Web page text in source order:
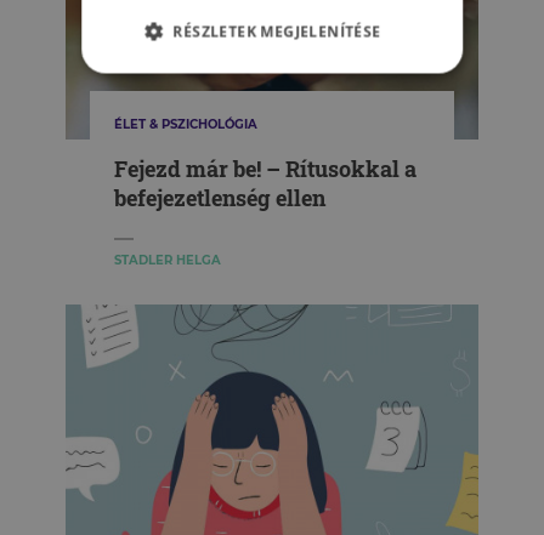
ÉLET & PSZICHOLÓGIA
Fejezd már be! – Rítusokkal a
befejezetlenség ellen
STADLER HELGA
RÉSZLETEK MEGJELENÍTÉSE